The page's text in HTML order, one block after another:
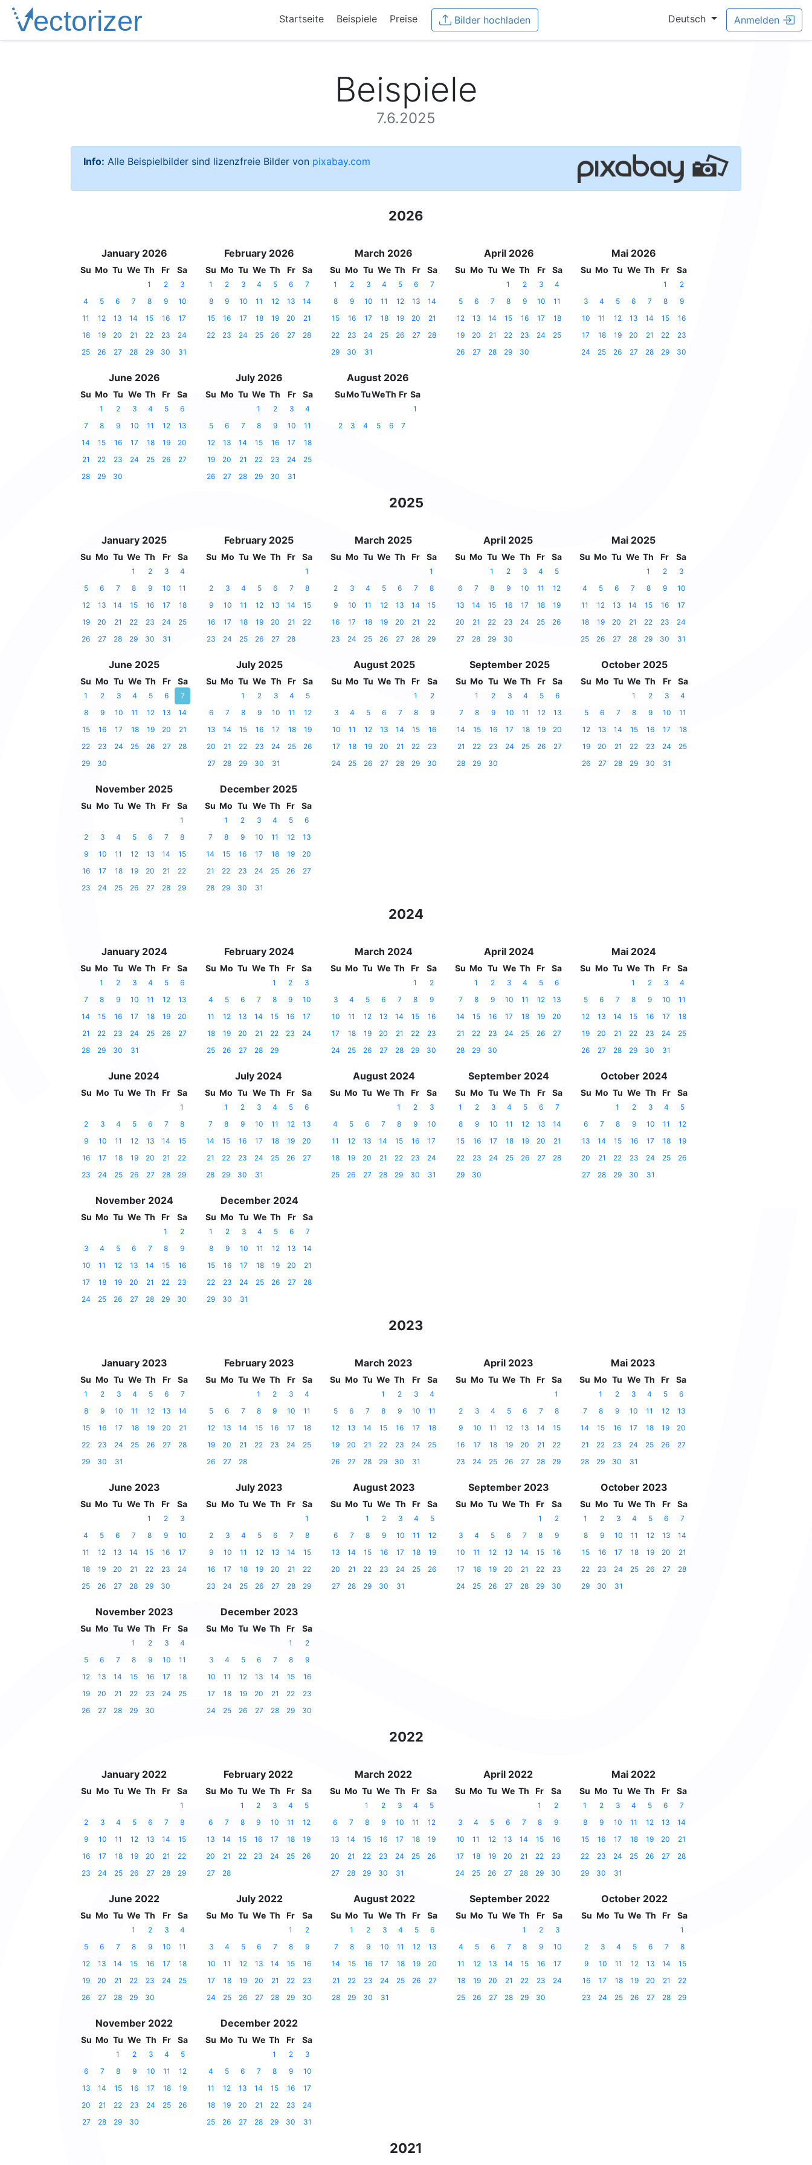
Startseite Beispiele Preise Bilder hochladen Deutsch Anmelden
Beispiele
7.6.2025
Info: Alle Beispielbilder sind lizenzfreie Bilder von pixabay.com
2026
January 2026
Su Mo Tu We Th Fr Sa
1 2
3
4
5 6 7 8 9
10
11
12 13 14 15 16
17
18
19 20 21 22 23
24
25
26 27 28 29 30 31
February 2026
Su Mo Tu We Th Fr Sa
1 2 3 4 5 6
7
8
9 10 11 12 13
14
15
16 17 18 19 20
21
22
23 24 25 26 27 28
March 2026
Su Mo Tu We Th Fr Sa
1 2 3 4 5 6
7
8
9 10 11 12 13
14
15
16 17 18 19 20
21
22
23 24 25 26 27
28
29
30 31
April 2026
Su Mo Tu We Th Fr Sa
1 2 3
4
5
6 7 8 9 10
11
12
13 14 15 16 17
18
19
20 21 22 23 24
25
26
27 28 29 30
Mai 2026
Su Mo Tu We Th Fr Sa
1
2
3
4 5 6 7 8
9
10
11 12 13 14 15
16
17
18 19 20 21 22
23
24
25 26 27 28 29 30
June 2026
Su Mo Tu We Th Fr Sa
1 2 3 4 5
6
7
8 9 10 11 12
13
14
15 16 17 18 19
20
21
22 23 24 25 26
27
28
29 30
July 2026
Su Mo Tu We Th Fr Sa
1 2 3
4
5
6 7 8 9 10
11
12
13 14 15 16 17
18
19
20 21 22 23 24
25
26
27 28 29 30 31
August 2026
SuMoTuWeTh Fr Sa
1
2
3 4 5 6 7
2025
January 2025
Su Mo Tu We Th Fr Sa
1 2 3
4
5
6 7 8 9 10
11
12
13 14 15 16 17
18
19
20 21 22 23 24
25
26
27 28 29 30 31
February 2025
Su Mo Tu We Th Fr Sa
1
2
3 4 5 6 7
8
9
10 11 12 13 14
15
16
17 18 19 20 21
22
23
24 25 26 27 28
March 2025
Su Mo Tu We Th Fr Sa
1
2
3 4 5 6 7
8
9
10 11 12 13 14
15
16
17 18 19 20 21
22
23
24 25 26 27 28 29
April 2025
Su Mo Tu We Th Fr Sa
1 2 3 4
5
6
7 8 9 10 11
12
13
14 15 16 17 18
19
20
21 22 23 24 25
26
27
28 29 30
Mai 2025
Su Mo Tu We Th Fr Sa
1 2
3
4
5 6 7 8 9
10
11
12 13 14 15 16
17
18
19 20 21 22 23
24
25
26 27 28 29 30 31
June 2025
Su Mo Tu We Th Fr Sa
1 2 3 4 5 6
7
8
9 10 11 12 13
14
15
16 17 18 19 20
21
22
23 24 25 26 27
28
29
30
July 2025
Su Mo Tu We Th Fr Sa
1 2 3 4
5
6
7 8 9 10 11
12
13
14 15 16 17 18
19
20
21 22 23 24 25
26
27
28 29 30 31
August 2025
Su Mo Tu We Th Fr Sa
1
2
3
4 5 6 7 8
9
10
11 12 13 14 15
16
17
18 19 20 21 22
23
24
25 26 27 28 29 30
September 2025
Su Mo Tu We Th Fr Sa
1 2 3 4 5
6
7
8 9 10 11 12
13
14
15 16 17 18 19
20
21
22 23 24 25 26
27
28
29 30
October 2025
Su Mo Tu We Th Fr Sa
1 2 3
4
5
6 7 8 9 10
11
12
13 14 15 16 17
18
19
20 21 22 23 24
25
26
27 28 29 30 31
November 2025
Su Mo Tu We Th Fr Sa
1
2
3 4 5 6 7
8
9
10 11 12 13 14
15
16
17 18 19 20 21
22
23
24 25 26 27 28 29
December 2025
Su Mo Tu We Th Fr Sa
1 2 3 4 5
6
7
8 9 10 11 12
13
14
15 16 17 18 19
20
21
22 23 24 25 26
27
28
29 30 31
2024
January 2024
Su Mo Tu We Th Fr Sa
1 2 3 4 5
6
7
8 9 10 11 12
13
14
15 16 17 18 19
20
21
22 23 24 25 26
27
28
29 30 31
February 2024
Su Mo Tu We Th Fr Sa
1 2
3
4
5 6 7 8 9
10
11
12 13 14 15 16
17
18
19 20 21 22 23
24
25
26 27 28 29
March 2024
Su Mo Tu We Th Fr Sa
1
2
3
4 5 6 7 8
9
10
11 12 13 14 15
16
17
18 19 20 21 22
23
24
25 26 27 28 29 30
April 2024
Su Mo Tu We Th Fr Sa
1 2 3 4 5
6
7
8 9 10 11 12
13
14
15 16 17 18 19
20
21
22 23 24 25 26
27
28
29 30
Mai 2024
Su Mo Tu We Th Fr Sa
1 2 3
4
5
6 7 8 9 10
11
12
13 14 15 16 17
18
19
20 21 22 23 24
25
26
27 28 29 30 31
June 2024
Su Mo Tu We Th Fr Sa
1
2
3 4 5 6 7
8
9
10 11 12 13 14
15
16
17 18 19 20 21
22
23
24 25 26 27 28 29
July 2024
Su Mo Tu We Th Fr Sa
1 2 3 4 5
6
7
8 9 10 11 12
13
14
15 16 17 18 19
20
21
22 23 24 25 26
27
28
29 30 31
August 2024
Su Mo Tu We Th Fr Sa
1 2
3
4
5 6 7 8 9
10
11
12 13 14 15 16
17
18
19 20 21 22 23
24
25
26 27 28 29 30 31
September 2024
Su Mo Tu We Th Fr Sa
1 2 3 4 5 6
7
8
9 10 11 12 13
14
15
16 17 18 19 20
21
22
23 24 25 26 27
28
29
30
October 2024
Su Mo Tu We Th Fr Sa
1 2 3 4
5
6
7 8 9 10 11
12
13
14 15 16 17 18
19
20
21 22 23 24 25
26
27
28 29 30 31
November 2024
Su Mo Tu We Th Fr Sa
1
2
3
4 5 6 7 8
9
10
11 12 13 14 15
16
17
18 19 20 21 22
23
24
25 26 27 28 29 30
December 2024
Su Mo Tu We Th Fr Sa
1 2 3 4 5 6
7
8
9 10 11 12 13
14
15
16 17 18 19 20
21
22
23 24 25 26 27
28
29
30 31
2023
January 2023
Su Mo Tu We Th Fr Sa
1 2 3 4 5 6
7
8
9 10 11 12 13
14
15
16 17 18 19 20
21
22
23 24 25 26 27
28
29
30 31
February 2023
Su Mo Tu We Th Fr Sa
1 2 3
4
5
6 7 8 9 10
11
12
13 14 15 16 17
18
19
20 21 22 23 24
25
26
27 28
March 2023
Su Mo Tu We Th Fr Sa
1 2 3
4
5
6 7 8 9 10
11
12
13 14 15 16 17
18
19
20 21 22 23 24
25
26
27 28 29 30 31
April 2023
Su Mo Tu We Th Fr Sa
1
2
3 4 5 6 7
8
9
10 11 12 13 14
15
16
17 18 19 20 21
22
23
24 25 26 27 28 29
Mai 2023
Su Mo Tu We Th Fr Sa
1 2 3 4 5
6
7
8 9 10 11 12
13
14
15 16 17 18 19
20
21
22 23 24 25 26
27
28
29 30 31
June 2023
Su Mo Tu We Th Fr Sa
1 2
3
4
5 6 7 8 9
10
11
12 13 14 15 16
17
18
19 20 21 22 23
24
25
26 27 28 29 30
July 2023
Su Mo Tu We Th Fr Sa
1
2
3 4 5 6 7
8
9
10 11 12 13 14
15
16
17 18 19 20 21
22
23
24 25 26 27 28 29
August 2023
Su Mo Tu We Th Fr Sa
1 2 3 4
5
6
7 8 9 10 11
12
13
14 15 16 17 18
19
20
21 22 23 24 25
26
27
28 29 30 31
September 2023
Su Mo Tu We Th Fr Sa
1
2
3
4 5 6 7 8
9
10
11 12 13 14 15
16
17
18 19 20 21 22
23
24
25 26 27 28 29 30
October 2023
Su Mo Tu We Th Fr Sa
1 2 3 4 5 6
7
8
9 10 11 12 13
14
15
16 17 18 19 20
21
22
23 24 25 26 27
28
29
30 31
November 2023
Su Mo Tu We Th Fr Sa
1 2 3
4
5
6 7 8 9 10
11
12
13 14 15 16 17
18
19
20 21 22 23 24
25
26
27 28 29 30
December 2023
Su Mo Tu We Th Fr Sa
1
2
3
4 5 6 7 8
9
10
11 12 13 14 15
16
17
18 19 20 21 22
23
24
25 26 27 28 29 30
2022
January 2022
Su Mo Tu We Th Fr Sa
1
2
3 4 5 6 7
8
9
10 11 12 13 14
15
16
17 18 19 20 21
22
23
24 25 26 27 28 29
February 2022
Su Mo Tu We Th Fr Sa
1 2 3 4
5
6
7 8 9 10 11
12
13
14 15 16 17 18
19
20
21 22 23 24 25
26
27
28
March 2022
Su Mo Tu We Th Fr Sa
1 2 3 4
5
6
7 8 9 10 11
12
13
14 15 16 17 18
19
20
21 22 23 24 25
26
27
28 29 30 31
April 2022
Su Mo Tu We Th Fr Sa
1
2
3
4 5 6 7 8
9
10
11 12 13 14 15
16
17
18 19 20 21 22
23
24
25 26 27 28 29 30
Mai 2022
Su Mo Tu We Th Fr Sa
1 2 3 4 5 6
7
8
9 10 11 12 13
14
15
16 17 18 19 20
21
22
23 24 25 26 27
28
29
30 31
June 2022
Su Mo Tu We Th Fr Sa
1 2 3
4
5
6 7 8 9 10
11
12
13 14 15 16 17
18
19
20 21 22 23 24
25
26
27 28 29 30
July 2022
Su Mo Tu We Th Fr Sa
1
2
3
4 5 6 7 8
9
10
11 12 13 14 15
16
17
18 19 20 21 22
23
24
25 26 27 28 29 30
August 2022
Su Mo Tu We Th Fr Sa
1 2 3 4 5
6
7
8 9 10 11 12
13
14
15 16 17 18 19
20
21
22 23 24 25 26
27
28
29 30 31
September 2022
Su Mo Tu We Th Fr Sa
1 2
3
4
5 6 7 8 9
10
11
12 13 14 15 16
17
18
19 20 21 22 23
24
25
26 27 28 29 30
October 2022
Su Mo Tu We Th Fr Sa
1
2
3 4 5 6 7
8
9
10 11 12 13 14
15
16
17 18 19 20 21
22
23
24 25 26 27 28 29
November 2022
Su Mo Tu We Th Fr Sa
1 2 3 4
5
6
7 8 9 10 11
12
13
14 15 16 17 18
19
20
21 22 23 24 25
26
27
28 29 30
December 2022
Su Mo Tu We Th Fr Sa
1 2
3
4
5 6 7 8 9
10
11
12 13 14 15 16
17
18
19 20 21 22 23
24
25
26 27 28 29 30 31
2021